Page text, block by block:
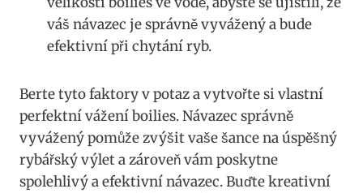
váš ⁢návazec je správně ‌vyvážený ⁣a bude
efektivní​ při chytání ryb.
Berte tyto faktory v potaz a vytvořte si vlastní
‌perfektní vážení boilies.⁢ Návazec‌ správně ​
vyvážený pomůže zvýšit vaše šance na úspěšný
rybářský výlet a zároveň vám poskytne
spolehlivý a efektivní návazec. Buďte kreativní